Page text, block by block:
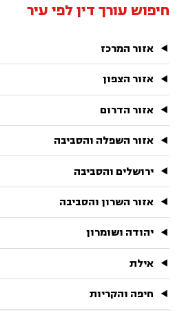
חיפוש עורך דין לפי עיר
אזור המרכז
אזור הצפון
אזור הדרום
אזור השפלה והסביבה
ירושלים והסביבה
אזור השרון והסביבה
יהודה ושומרון
אילת
חיפה והקריות